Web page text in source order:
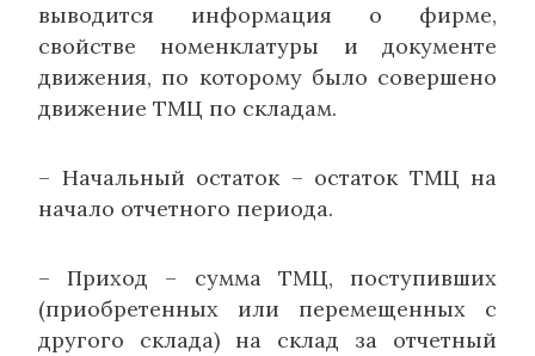
выводится информация о фирме,
свойстве номенклатуры и документе
движения, по которому было совершено
движение ТМЦ по складам.
– Начальный остаток – остаток ТМЦ на
начало отчетного периода.
– Приход – сумма ТМЦ, поступивших
(приобретенных или перемещенных с
другого склада) на склад за отчетный